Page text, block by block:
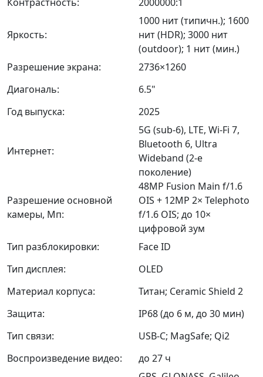
Яркость:
1000 нит (типичн.); 1600
нит (HDR); 3000 нит
(outdoor); 1 нит (мин.)
Разрешение экрана:
2736×1260
Диагональ:
6.5"
Год выпуска:
2025
Интернет:
5G (sub-6), LTE, Wi-Fi 7,
Bluetooth 6, Ultra
Wideband (2-е
поколение)
Разрешение основной
камеры, Мп:
48MP Fusion Main f/1.6
OIS + 12MP 2× Telephoto
f/1.6 OIS; до 10×
цифровой зум
Тип разблокировки:
Face ID
Тип дисплея:
OLED
Материал корпуса:
Титан; Ceramic Shield 2
Защита:
IP68 (до 6 м, до 30 мин)
Тип связи:
USB-C; MagSafe; Qi2
Воспроизведение видео:
до 27 ч